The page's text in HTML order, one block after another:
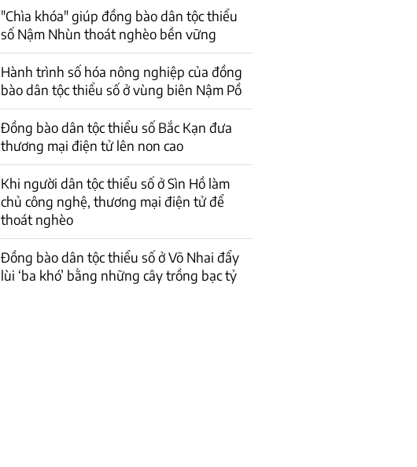
"Chìa khóa" giúp đồng bào dân tộc thiểu
số Nậm Nhùn thoát nghèo bền vững
Hành trình số hóa nông nghiệp của đồng
bào dân tộc thiểu số ở vùng biên Nậm Pồ
Đồng bào dân tộc thiểu số Bắc Kạn đưa
thương mại điện tử lên non cao
Khi người dân tộc thiểu số ở Sìn Hồ làm
chủ công nghệ, thương mại điện tử để
thoát nghèo
Đồng bào dân tộc thiểu số ở Võ Nhai đẩy
lùi ‘ba khó’ bằng những cây trồng bạc tỷ